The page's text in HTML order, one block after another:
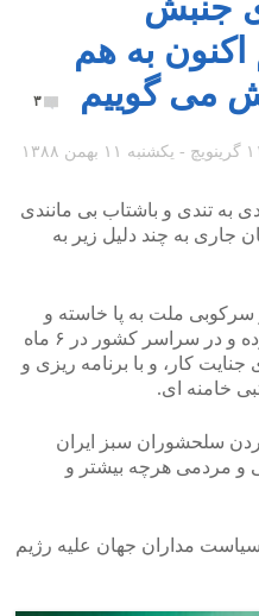
به هم
می گوییم
۳
۱۳۸۸
به تندی و باشتاب بی مانندی
جاری به چند دلیل زیر به
سرکوبی ملت به پا خاسته و
جنبش سبز ایران، در ابعادی گسترده و در سراسر کشور در ۶ ماه
کار، و با برنامه ریزی و
خامنه ای.
سلحشوران سبز ایران
و مردمی هرچه بیشتر و
مداران جهان علیه رژیم